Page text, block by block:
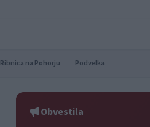
Ribnica na Pohorju Podvelka
Obvestila